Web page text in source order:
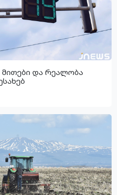
მითები და რეალობა